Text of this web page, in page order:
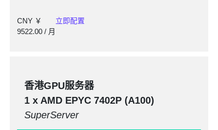
CNY ￥
9522.00 / 月
立即配置
香港GPU服务器
1 x AMD EPYC 7402P (A100)
SuperServer